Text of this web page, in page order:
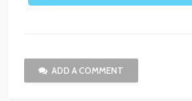
ADD A COMMENT